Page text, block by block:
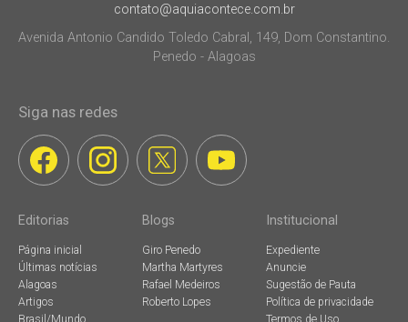
contato@aquiacontece.com.br
Avenida Antonio Candido Toledo Cabral, 149, Dom Constantino.
Penedo - Alagoas
Siga nas redes
Editorias
Página inicial
Últimas notícias
Alagoas
Artigos
Brasil/Mundo
Blogs
Giro Penedo
Martha Martyres
Rafael Medeiros
Roberto Lopes
Institucional
Expediente
Anuncie
Sugestão de Pauta
Política de privacidade
Termos de Uso